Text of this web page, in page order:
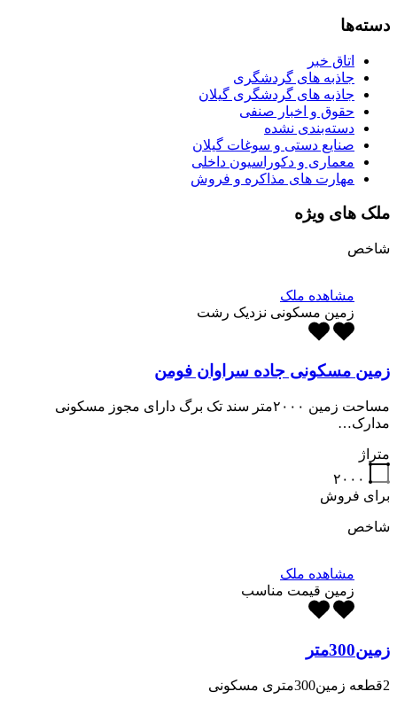
دسته‌ها
اتاق خبر
جاذبه های گردشگری
جاذبه های گردشگری گیلان
حقوق و اخبار صنفی
دسته‌بندی نشده
صنایع دستی و سوغات گیلان
معماری و دکوراسیون داخلی
مهارت های مذاکره و فروش
ملک های ویژه
شاخص
مشاهده ملک
زمین مسکونی نزدیک رشت
زمین مسکونی جاده سراوان فومن
مساحت زمین ۲۰۰۰متر سند تک برگ دارای مجوز مسکونی
مدارک…
متراژ
۲۰۰۰
برای فروش
شاخص
مشاهده ملک
زمین قیمت مناسب
زمین300متر
2قطعه زمین300متری مسکونی